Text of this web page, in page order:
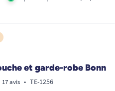
et garde-robe Bonn
17 avis • TE-1256